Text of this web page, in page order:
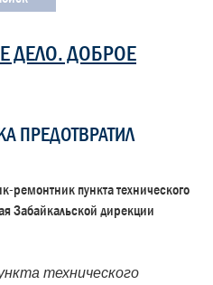
ДЕЛО. ДОБРОЕ
ПРЕДОТВРАТИЛ
ремонтник пункта технического
Забайкальской дирекции
технического